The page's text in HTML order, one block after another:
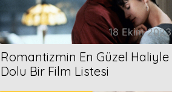
18 Ekim 2023
Romantizmin En Güzel Haliyle
Dolu Bir Film Listesi